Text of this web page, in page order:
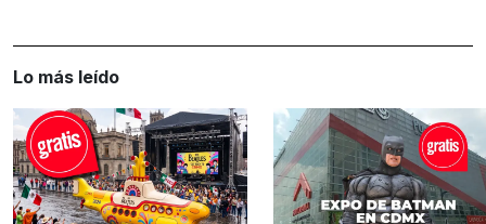
Lo más leído